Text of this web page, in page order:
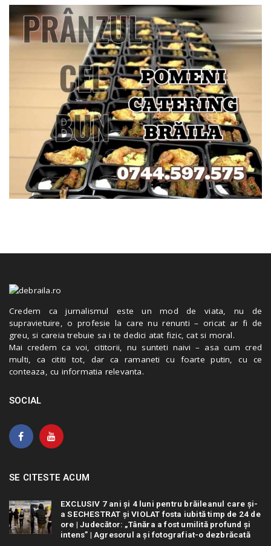
Credem ca jurnalismul este un mod de viata, nu de
supravietuire, o profesie la care nu renunti – oricat ar fi de
greu, si careia trebuie sa i te dedici atat fizic, cat si moral.
Mai credem ca voi, cititorii, nu sunteti naivi – asa cum cred
multi, ca cititi tot, dar ca ramaneti cu foarte putin, cu ce
conteaza, cu informatia relevanta.
SOCIAL
SE CITESTE ACUM
EXCLUSIV 7 ani și 4 luni pentru brăileanul care și-
a SECHESTRAT și VIOLAT fosta iubită timp de 24 de
ore | Judecător: „Tânăra a fost umilită profund și
intens” | Agresorul a și fotografiat-o dezbrăcată